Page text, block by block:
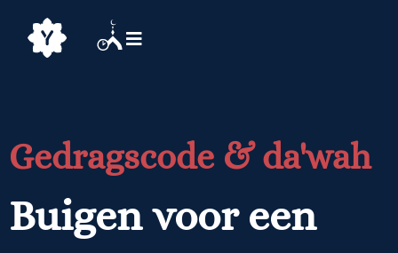
Gedragscode & da'wah
Buigen voor een